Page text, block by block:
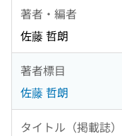
著者・編者
佐藤 哲朗
著者標目
佐藤 哲朗
タイトル（掲載誌）